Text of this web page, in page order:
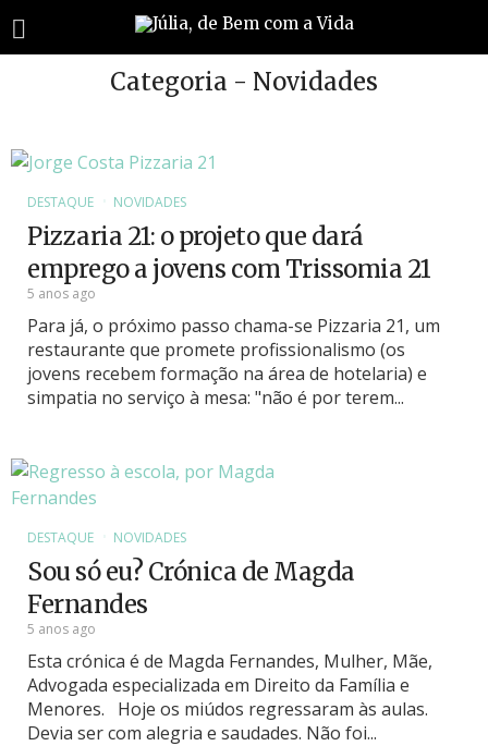
Categoria - Novidades
DESTAQUE NOVIDADES
Pizzaria 21: o projeto que dará
emprego a jovens com Trissomia 21
5 anos ago
Para já, o próximo passo chama-se Pizzaria 21, um
restaurante que promete profissionalismo (os
jovens recebem formação na área de hotelaria) e
simpatia no serviço à mesa: "não é por terem...
DESTAQUE NOVIDADES
Sou só eu? Crónica de Magda
Fernandes
5 anos ago
Esta crónica é de Magda Fernandes, Mulher, Mãe,
Advogada especializada em Direito da Família e
Menores. Hoje os miúdos regressaram às aulas.
Devia ser com alegria e saudades. Não foi...